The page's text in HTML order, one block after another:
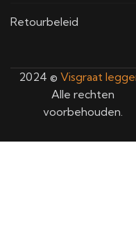
Retourbeleid
2024 © Visgraat
Alle rechten
voorbehouden.